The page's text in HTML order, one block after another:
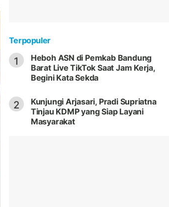
Terpopuler
1
Heboh ASN di Pemkab Bandung
Barat Live TikTok Saat Jam Kerja,
Begini Kata Sekda
2
Kunjungi Arjasari, Pradi Supriatna
Tinjau KDMP yang Siap Layani
Masyarakat